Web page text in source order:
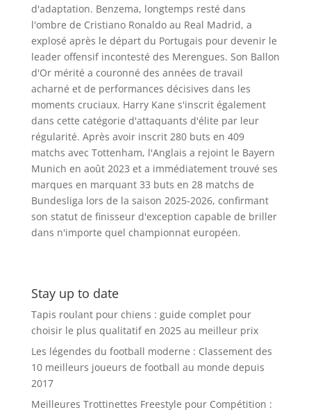
d'adaptation. Benzema, longtemps resté dans
l'ombre de Cristiano Ronaldo au Real Madrid, a
explosé après le départ du Portugais pour devenir le
leader offensif incontesté des Merengues. Son Ballon
d'Or mérité a couronné des années de travail
acharné et de performances décisives dans les
moments cruciaux. Harry Kane s'inscrit également
dans cette catégorie d'attaquants d'élite par leur
régularité. Après avoir inscrit 280 buts en 409
matchs avec Tottenham, l'Anglais a rejoint le Bayern
Munich en août 2023 et a immédiatement trouvé ses
marques en marquant 33 buts en 28 matchs de
Bundesliga lors de la saison 2025-2026, confirmant
son statut de finisseur d'exception capable de briller
dans n'importe quel championnat européen.
Stay up to date
Tapis roulant pour chiens : guide complet pour
choisir le plus qualitatif en 2025 au meilleur prix
Les légendes du football moderne : Classement des
10 meilleurs joueurs de football au monde depuis
2017
Meilleures Trottinettes Freestyle pour Compétition :